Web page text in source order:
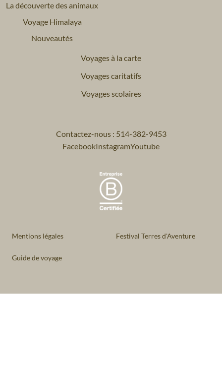
La découverte des animaux
Voyage Himalaya
Nouveautés
Voyages à la carte
Voyages caritatifs
Voyages scolaires
Contactez-nous : 514-382-9453
FacebookInstagramYoutube
Mentions légales Festival Terres d'Aventure
Guide de voyage